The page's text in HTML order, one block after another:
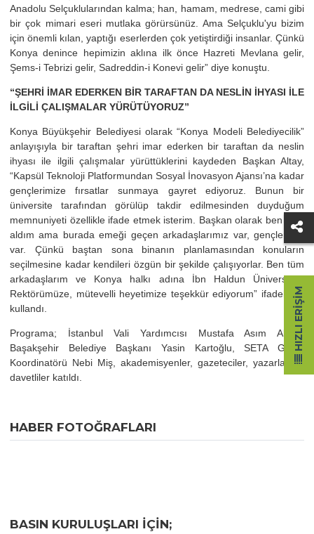
Anadolu Selçuklularından kalma; han, hamam, medrese, cami gibi
bir çok mimari eseri mutlaka görürsünüz. Ama Selçuklu'yu bizim
için önemli kılan, yaptığı eserlerden çok yetiştirdiği insanlar. Çünkü
Konya denince hepimizin aklına ilk önce Hazreti Mevlana gelir,
Şems-i Tebrizi gelir, Sadreddin-i Konevi gelir” diye konuştu.
“ŞEHRİ İMAR EDERKEN BİR TARAFTAN DA NESLİN İHYASI İLE
İLGİLİ ÇALIŞMALAR YÜRÜTÜYORUZ”
Konya Büyükşehir Belediyesi olarak “Konya Modeli Belediyecilik”
anlayışıyla bir taraftan şehri imar ederken bir taraftan da neslin
ihyası ile ilgili çalışmalar yürüttüklerini kaydeden Başkan Altay,
“Kapsül Teknoloji Platformundan Sosyal İnovasyon Ajansı’na kadar
gençlerimize fırsatlar sunmaya gayret ediyoruz. Bunun bir
üniversite tarafından görülüp takdir edilmesinden duyduğum
memnuniyeti özellikle ifade etmek isterim. Başkan olarak ben ödül
aldım ama burada emeği geçen arkadaşlarımız var, gençlerimiz
var. Çünkü baştan sona binanın planlamasından konuların
seçilmesine kadar kendileri özgün bir şekilde çalışıyorlar. Ben tüm
arkadaşlarım ve Konya halkı adına İbn Haldun Üniversitesi
Rektörümüze, mütevelli heyetimize teşekkür ediyorum” ifadelerini
kullandı.
Programa; ⁠İstanbul Vali Yardımcısı Mustafa Asım Alkan,
⁠Başakşehir Belediye Başkanı Yasin Kartoğlu, SETA Genel
Koordinatörü Nebi Miş, akademisyenler, gazeteciler, yazarlar ve
davetliler katıldı.
HABER FOTOĞRAFLARI
BASIN KURULUŞLARI IÇIN;
HIZLI ERIŞIM